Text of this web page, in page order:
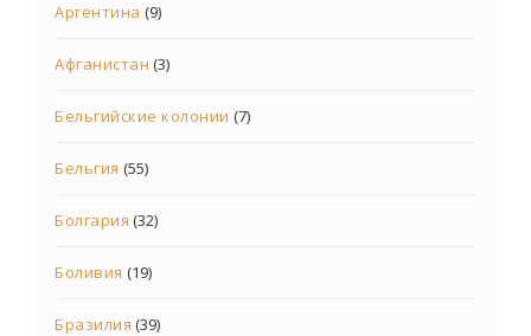
Аргентина (9)
Афганистан (3)
Бельгийские колонии (7)
Бельгия (55)
Болгария (32)
Боливия (19)
Бразилия (39)